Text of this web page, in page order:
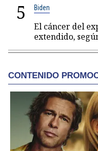
5 Biden
El cáncer del
extendido,